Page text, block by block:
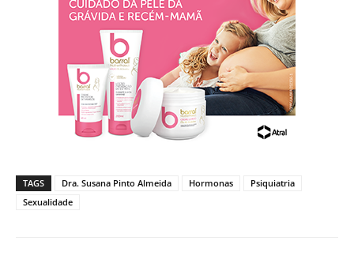
TAGS Dra. Susana Pinto Almeida Hormonas
Psiquiatria
Sexualidade